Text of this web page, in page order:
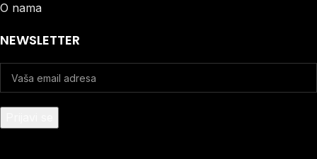
O nama
NEWSLETTER